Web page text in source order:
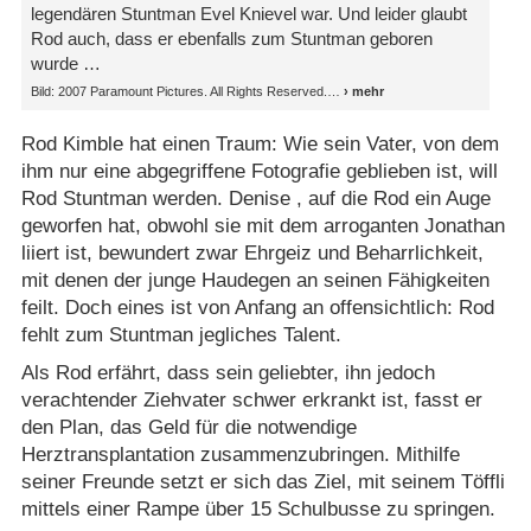
legendären Stuntman Evel Knievel war. Und leider glaubt
Rod auch, dass er ebenfalls zum Stuntman geboren
wurde …
Bild: 2007 Paramount Pictures. All Rights Reserved.
Rod Kimble hat einen Traum: Wie sein Vater, von dem
ihm nur eine abgegriffene Fotografie geblieben ist, will
Rod Stuntman werden. Denise , auf die Rod ein Auge
geworfen hat, obwohl sie mit dem arroganten Jonathan
liiert ist, bewundert zwar Ehrgeiz und Beharrlichkeit,
mit denen der junge Haudegen an seinen Fähigkeiten
feilt. Doch eines ist von Anfang an offensichtlich: Rod
fehlt zum Stuntman jegliches Talent.
Als Rod erfährt, dass sein geliebter, ihn jedoch
verachtender Ziehvater schwer erkrankt ist, fasst er
den Plan, das Geld für die notwendige
Herztransplantation zusammenzubringen. Mithilfe
seiner Freunde setzt er sich das Ziel, mit seinem Töffli
mittels einer Rampe über 15 Schulbusse zu springen.